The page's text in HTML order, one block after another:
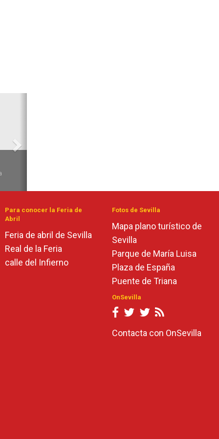
Para conocer la Feria de
Abril
Feria de abril de Sevilla
Real de la Feria
calle del Infierno
Fotos de Sevilla
Mapa plano turístico de
Sevilla
Parque de María Luisa
Plaza de España
Puente de Triana
OnSevilla
Contacta con OnSevilla